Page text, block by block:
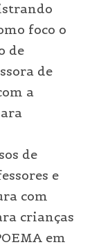
foco o
de
de
a
de
e
com
crianças
em